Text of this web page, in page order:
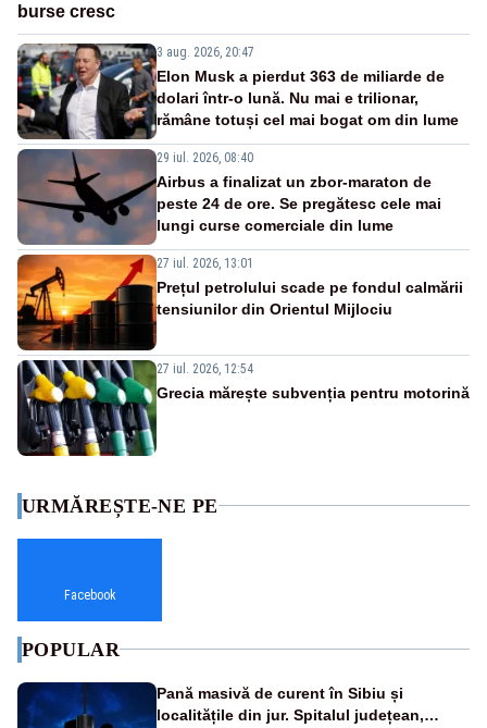
burse cresc
3 aug. 2026, 20:47
Elon Musk a pierdut 363 de miliarde de
dolari într-o lună. Nu mai e trilionar,
rămâne totuși cel mai bogat om din lume
29 iul. 2026, 08:40
Airbus a finalizat un zbor-maraton de
peste 24 de ore. Se pregătesc cele mai
lungi curse comerciale din lume
27 iul. 2026, 13:01
Prețul petrolului scade pe fondul calmării
tensiunilor din Orientul Mijlociu
27 iul. 2026, 12:54
Grecia mărește subvenția pentru motorină
URMĂREȘTE-NE PE
Facebook
POPULAR
Pană masivă de curent în Sibiu și
localitățile din jur. Spitalul județean,